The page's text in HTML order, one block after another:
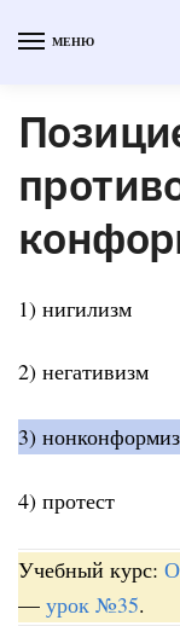
МЕНЮ
1) нигилизм
2) негативизм
3)
4) протест
Учебный курс:
— урок №35.